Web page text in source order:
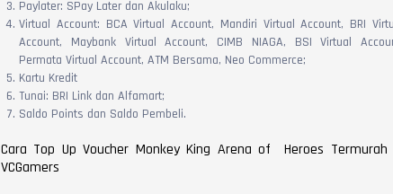
Paylater: SPay Later dan Akulaku;
Virtual Account: BCA Virtual Account, Mandiri Virtual Account, BRI
Account, Maybank Virtual Account, CIMB NIAGA, BSI Virtual
Permata Virtual Account, ATM Bersama, Neo Commerce;
Kartu Kredit
Tunai: BRI Link dan Alfamart;
Saldo Points dan Saldo Pembeli.
Cara Top Up Voucher Monkey King Arena of Heroes Termurah
VCGamers